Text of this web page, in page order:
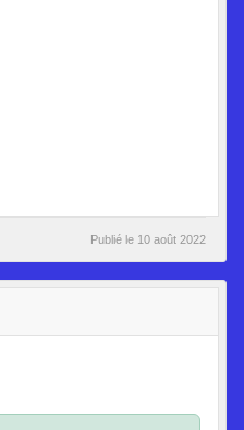
Publié le 10 août 2022